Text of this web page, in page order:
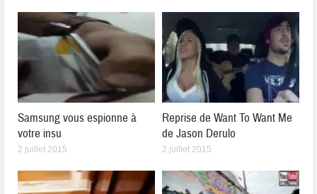
Samsung vous espionne à
votre insu
2 juillet 2015
Reprise de Want To Want Me
de Jason Derulo
2 juillet 2015